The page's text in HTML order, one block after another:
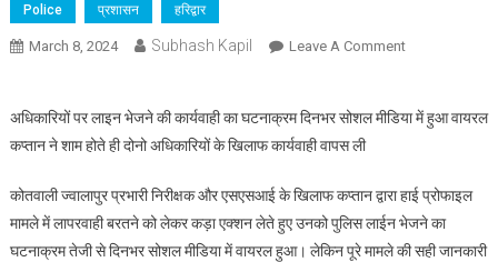
Police प्रशासन हरिद्वार
March 8, 2024 Subhash Kapil Leave A CommentOn
और
पुलिस
लाईन
के
अधिकारियों पर लाइन भेजने की कार्यवाही का घटनाक्रम दिनभर सोशल मीडिया में हुआ वायरल
कप्तान ने शाम होते ही दोनो अधिकारियों के खिलाफ कार्यवाही वापस ली
कोतवाली ज्वालापुर प्रभारी निरीक्षक और एसएसआई के खिलाफ कप्तान द्वारा हाई प्रोफाइल
मामले में लापरवाही बरतने को लेकर कड़ा एक्शन लेते हुए उनको पुलिस लाईन भेजने का
घटनाक्रम तेजी से दिनभर सोशल मीडिया में वायरल हुआ। लेकिन पूरे मामले की सही जानकारी